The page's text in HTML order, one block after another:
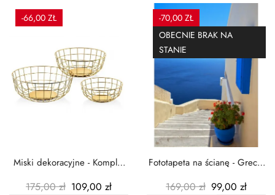
-66,00 ZŁ
Miski dekoracyjne - Komplet
175,00 zł 109,00 zł
-70,00 ZŁ
OBECNIE BRAK NA
STANIE
Fototapeta na ścianę - Grecja
169,00 zł 99,00 zł